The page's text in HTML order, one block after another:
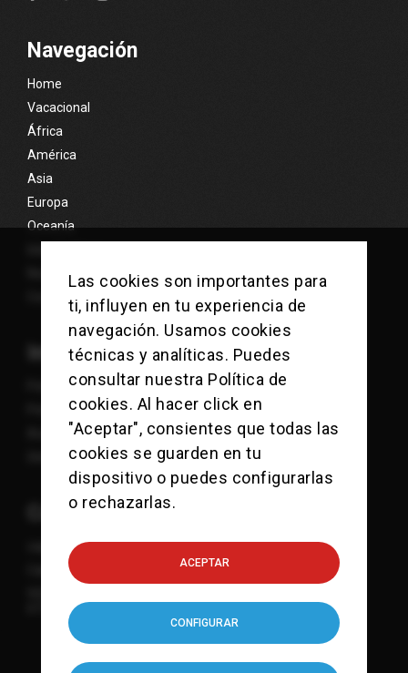
Navegación
Home
Vacacional
África
América
Asia
Europa
Oceanía
Nosotros
Contacto
Información
Política de Cookies
Política de Privacidad
Aviso Legal
Sitemap
Contacto
viajes@checkpointcharlie.es
Calle Mandri 3-9
615 832 107
Las cookies son importantes para
ti, influyen en tu experiencia de
navegación. Usamos cookies
técnicas y analíticas. Puedes
consultar nuestra Política de
cookies. Al hacer click en
"Aceptar", consientes que todas las
cookies se guarden en tu
dispositivo o puedes configurarlas
o rechazarlas.
ACEPTAR
CONFIGURAR